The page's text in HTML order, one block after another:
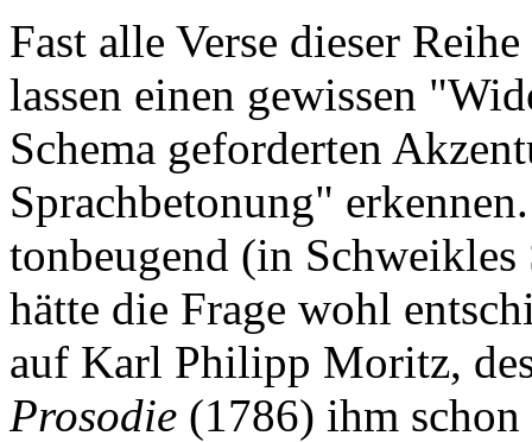
Fast alle Verse dieser
lassen einen gewissen
Schema geforderten
Sprachbetonung"
tonbeugend (in
hätte die Frage wohl
auf Karl Philipp Moritz,
Prosodie (1786) ihm